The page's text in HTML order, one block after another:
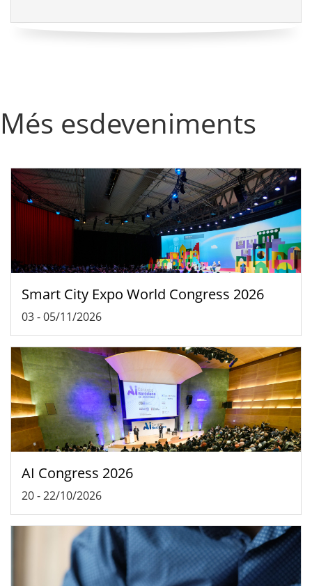
Més esdeveniments
Smart City Expo World Congress 2026
03-05/11/2026
AI Congress 2026
20-22/10/2026